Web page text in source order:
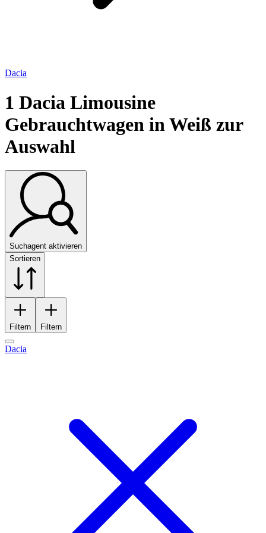
Dacia
1 Dacia Limousine
Gebrauchtwagen in Weiß zur
Auswahl
Suchagent aktivieren
Sortieren
Filtern Filtern
Dacia